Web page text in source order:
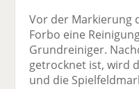
Vor der Markierung
Forbo eine
Grundreiniger.
getrocknet ist, wird
und die